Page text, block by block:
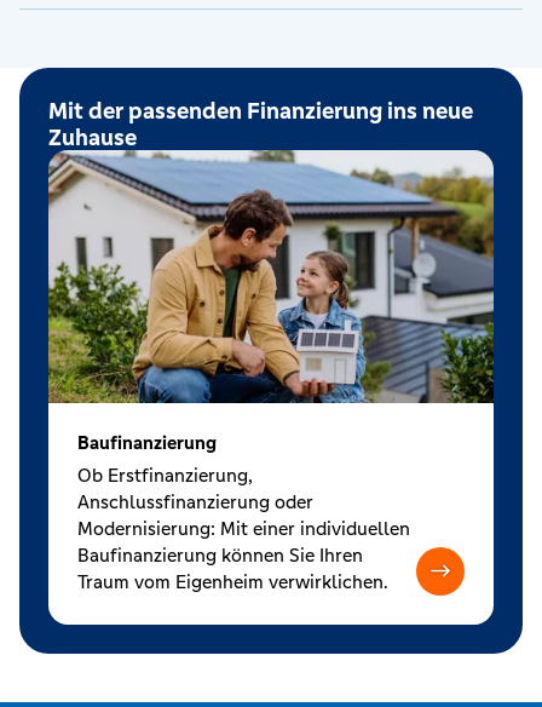
Mit der passenden Finanzierung ins neue
Zuhause
Baufinanzierung
Ob Erstfinanzierung,
Anschlussfinanzierung oder
Modernisierung: Mit einer individuellen
Baufinanzierung können Sie Ihren
Traum vom Eigenheim verwirklichen.